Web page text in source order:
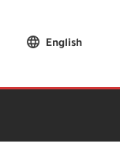
English